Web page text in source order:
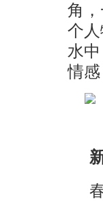
角
个
水
情感